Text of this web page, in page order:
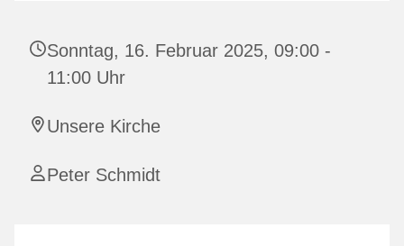
Sonntag, 16. Februar 2025, 09:00 -
11:00 Uhr
Unsere Kirche
Peter Schmidt